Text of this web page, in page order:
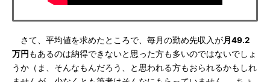
さて、平均値を求めたところで、毎月の勤め先収入が月49.2
万円 もあるのは納得できないと思った方も多いのではないでしょ
うか（ま、そんなもんだろう、と思われる方もおられるかもしれ